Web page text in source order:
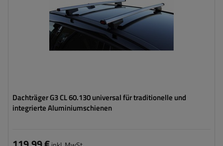
Dachträger G3 CL 60.130 universal für traditionelle und
integrierte Aluminiumschienen